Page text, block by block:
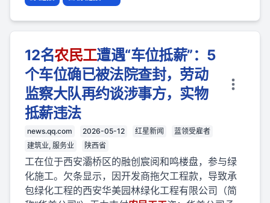
12名农民工遭遇“车位抵薪”：5
个车位确已被法院查封，劳动
监察大队再约谈涉事方，实物
抵薪违法
news.qq.com 2026-05-12 红星新闻
蓝领受雇者
建筑业, 服务业
陕西省
工在位于西安灞桥区的融创宸阅和鸣楼盘，参与绿
化施工。欠条显示，因开发商拖欠工程款，导致承
包绿化工程的西安华美园林绿化工程有限公司（简